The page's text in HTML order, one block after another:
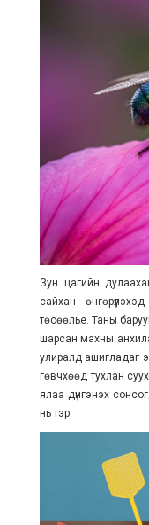
Зун цагийн
сайхан
төсөөлье. Таны
шарсан махны
улиралд ашигладаг
гөвчхөөд тухлан
ялаа дүнгэнэх
нь тэр.